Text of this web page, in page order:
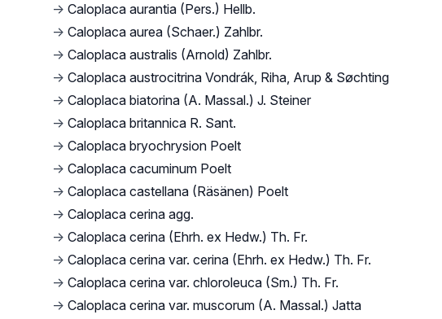
→ Caloplaca aurantia (Pers.) Hellb.
→ Caloplaca aurea (Schaer.) Zahlbr.
→ Caloplaca australis (Arnold) Zahlbr.
→ Caloplaca austrocitrina Vondrák, Riha, Arup & Søchting
→ Caloplaca biatorina (A. Massal.) J. Steiner
→ Caloplaca britannica R. Sant.
→ Caloplaca bryochrysion Poelt
→ Caloplaca cacuminum Poelt
→ Caloplaca castellana (Räsänen) Poelt
→ Caloplaca cerina agg.
→ Caloplaca cerina (Ehrh. ex Hedw.) Th. Fr.
→ Caloplaca cerina var. cerina (Ehrh. ex Hedw.) Th. Fr.
→ Caloplaca cerina var. chloroleuca (Sm.) Th. Fr.
→ Caloplaca cerina var. muscorum (A. Massal.) Jatta